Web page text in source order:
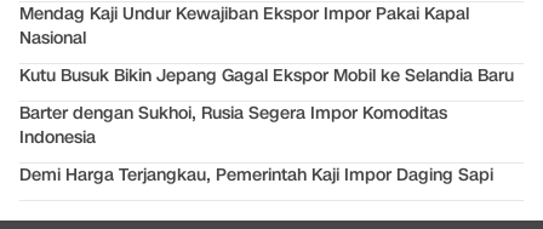
Mendag Kaji Undur Kewajiban Ekspor Impor Pakai Kapal
Nasional
Kutu Busuk Bikin Jepang Gagal Ekspor Mobil ke Selandia Baru
Barter dengan Sukhoi, Rusia Segera Impor Komoditas
Indonesia
Demi Harga Terjangkau, Pemerintah Kaji Impor Daging Sapi